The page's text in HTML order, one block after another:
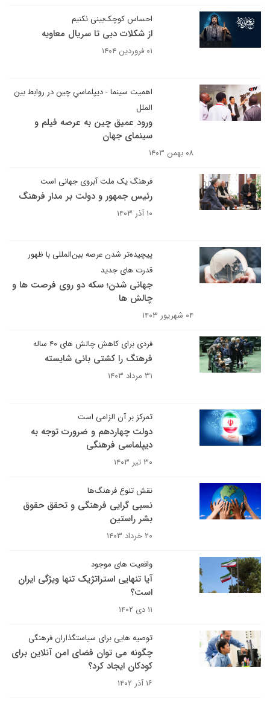
احساس کوچک‌بینی نکنیم
از شکلات دبی تا سریال معاویه
۰۱ فروردین ۱۴۰۴
اهمیت سینما - دیپلماسیِ چین در روابط بین
الملل
ورود عمیق چین به عرصه فیلم و
سینمای جهان
۰۸ بهمن ۱۴۰۳
فرهنگ یک ملت آبروی جهانی است
رئیس جمهور و دولت بر مدار فرهنگ
۱۰ آذر ۱۴۰۳
پیچیده‌تر شدن عرصه بین‌المللی با ظهور
قدرت های جدید
جهانی شدن؛ سکه دو روی فرصت ها و
چالش ‎ها
۰۴ شهریور ۱۴۰۳
فردی برای کاهش چالش های ۴۰ ساله
فرهنگ را کشتی بانی شایسته
۳۱ مرداد ۱۴۰۳
تمرکز بر آن الزامی است
دولت چهاردهم و ضرورت توجه به
دیپلماسی فرهنگی
۳۰ تیر ۱۴۰۳
نقش تنوع فرهنگ‌ها
نسبی گرایی فرهنگی و تحقق حقوق
بشر راستین
۲۰ خرداد ۱۴۰۳
واقعیت های موجود
آیا تنهایی استراتژیک تنها ویژگی ایران
است؟
۱۱ دی ۱۴۰۲
توصیه هایی برای سیاستگذاران فرهنگی
چگونه می توان فضای امن آنلاین برای
کودکان ایجاد کرد؟
۱۶ آذر ۱۴۰۲